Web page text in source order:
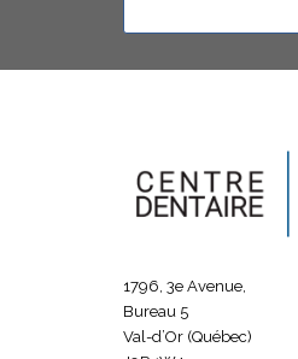
1796, 3e Avenue,
Bureau 5
Val-d’Or (Québec)